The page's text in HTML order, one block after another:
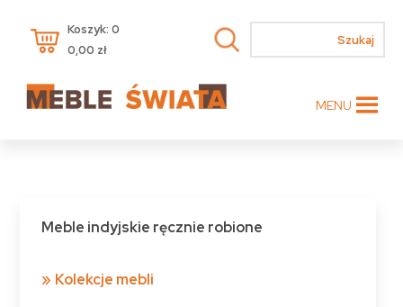
Koszyk: 0
0,00 zł
MENU
Meble indyjskie ręcznie robione
Kolekcje mebli